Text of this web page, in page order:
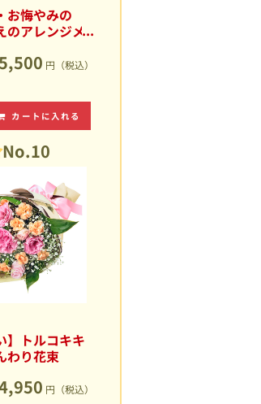
お悔やみの
のアレンジメ
円（税込）
カートに入れる
No.10
】トルコキキ
わり花束
円（税込）